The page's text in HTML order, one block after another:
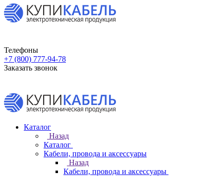
Телефоны
+7 (800) 777-94-78
Заказать звонок
Каталог
Назад
Каталог
Кабели, провода и аксессуары
Назад
Кабели, провода и аксессуары